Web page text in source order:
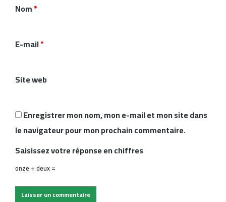
t
i
*
Nom*
E-mail*
Site web
Enregistrer mon nom, mon e-mail et mon site dans
le navigateur pour mon prochain commentaire.
Saisissez votre réponse en chiffres
onze + deux =